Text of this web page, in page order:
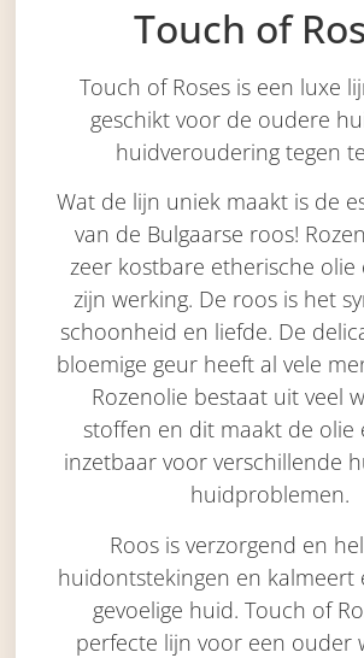
Touch of
Touch of Roses is een luxe
geschikt voor de oudere
huidveroudering tegen
Wat de lijn uniek maakt is de
van de Bulgaarse roos!
zeer kostbare etherische olie
zijn werking. De roos is het
schoonheid en liefde. De
bloemige geur heeft al vele
Rozenolie bestaat uit veel
stoffen en dit maakt de olie
inzetbaar voor verschillende
huidproblemen.
Roos is verzorgend en
huidontstekingen en kalmeert
gevoelige huid. Touch of
perfecte lijn voor een ouder